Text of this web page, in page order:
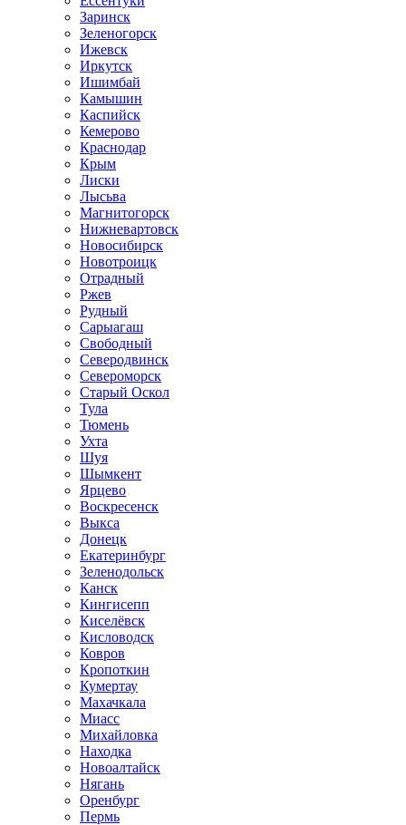
Заринск
Зеленогорск
Ижевск
Иркутск
Ишимбай
Камышин
Каспийск
Кемерово
Краснодар
Крым
Лиски
Лысьва
Магнитогорск
Нижневартовск
Новосибирск
Новотроицк
Отрадный
Ржев
Рудный
Сарыагаш
Свободный
Северодвинск
Североморск
Старый Оскол
Тула
Тюмень
Ухта
Шуя
Шымкент
Ярцево
Воскресенск
Выкса
Донецк
Екатеринбург
Зеленодольск
Канск
Кингисепп
Киселёвск
Кисловодск
Ковров
Кропоткин
Кумертау
Махачкала
Миасс
Михайловка
Находка
Новоалтайск
Нягань
Оренбург
Пермь